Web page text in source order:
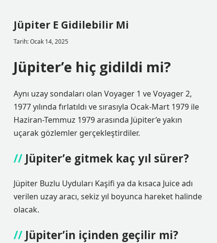
Jüpiter E Gidilebilir Mi
Tarih: Ocak 14, 2025
Jüpiter’e hiç gidildi mi?
Aynı uzay sondaları olan Voyager 1 ve Voyager 2,
1977 yılında fırlatıldı ve sırasıyla Ocak-Mart 1979 ile
Haziran-Temmuz 1979 arasında Jüpiter’e yakın
uçarak gözlemler gerçekleştirdiler.
Jüpiter’e gitmek kaç yıl sürer?
Jüpiter Buzlu Uyduları Kaşifi ya da kısaca Juice adı
verilen uzay aracı, sekiz yıl boyunca hareket halinde
olacak.
Jüpiter’in içinden geçilir mi?